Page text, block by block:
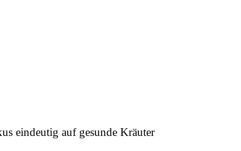
eindeutig auf gesunde Kräuter